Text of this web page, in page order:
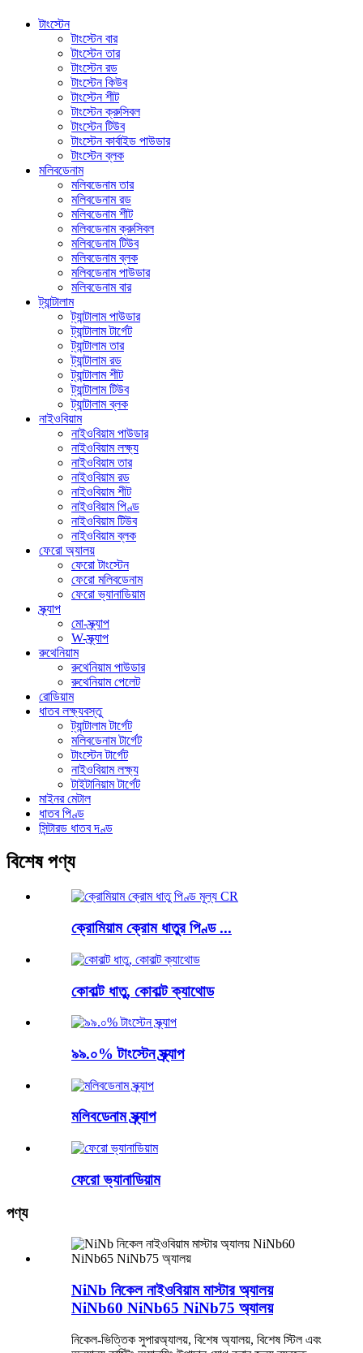
টাংস্টেন
টাংস্টেন বার
টাংস্টেন তার
টাংস্টেন রড
টাংস্টেন কিউব
টাংস্টেন শীট
টাংস্টেন ক্রুসিবল
টাংস্টেন টিউব
টাংস্টেন কার্বাইড পাউডার
টাংস্টেন ব্লক
মলিবডেনাম
মলিবডেনাম তার
মলিবডেনাম রড
মলিবডেনাম শীট
মলিবডেনাম ক্রুসিবল
মলিবডেনাম টিউব
মলিবডেনাম ব্লক
মলিবডেনাম পাউডার
মলিবডেনাম বার
ট্যান্টালাম
ট্যান্টালাম পাউডার
ট্যান্টালাম টার্গেট
ট্যান্টালাম তার
ট্যান্টালাম রড
ট্যান্টালাম শীট
ট্যান্টালাম টিউব
ট্যান্টালাম ব্লক
নাইওবিয়াম
নাইওবিয়াম পাউডার
নাইওবিয়াম লক্ষ্য
নাইওবিয়াম তার
নাইওবিয়াম রড
নাইওবিয়াম শীট
নাইওবিয়াম পিণ্ড
নাইওবিয়াম টিউব
নাইওবিয়াম ব্লক
ফেরো অ্যালয়
ফেরো টাংস্টেন
ফেরো মলিবডেনাম
ফেরো ভ্যানাডিয়াম
স্ক্র্যাপ
মো-স্ক্র্যাপ
W-স্ক্র্যাপ
রুথেনিয়াম
রুথেনিয়াম পাউডার
রুথেনিয়াম পেলেট
রোডিয়াম
ধাতব লক্ষ্যবস্তু
ট্যান্টালাম টার্গেট
মলিবডেনাম টার্গেট
টাংস্টেন টার্গেট
নাইওবিয়াম লক্ষ্য
টাইটানিয়াম টার্গেট
মাইনর মেটাল
ধাতব পিণ্ড
সিন্টারড ধাতব দণ্ড
বিশেষ পণ্য
ক্রোমিয়াম ক্রোম ধাতুর পিণ্ড ...
কোবাল্ট ধাতু, কোবাল্ট ক্যাথোড
৯৯.০% টাংস্টেন স্ক্র্যাপ
মলিবডেনাম স্ক্র্যাপ
ফেরো ভ্যানাডিয়াম
পণ্য
NiNb নিকেল নাইওবিয়াম মাস্টার অ্যালয়
NiNb60 NiNb65 NiNb75 অ্যালয়
নিকেল-ভিত্তিক সুপারঅ্যালয়, বিশেষ অ্যালয়, বিশেষ স্টিল এবং